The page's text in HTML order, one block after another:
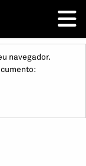
navegador.